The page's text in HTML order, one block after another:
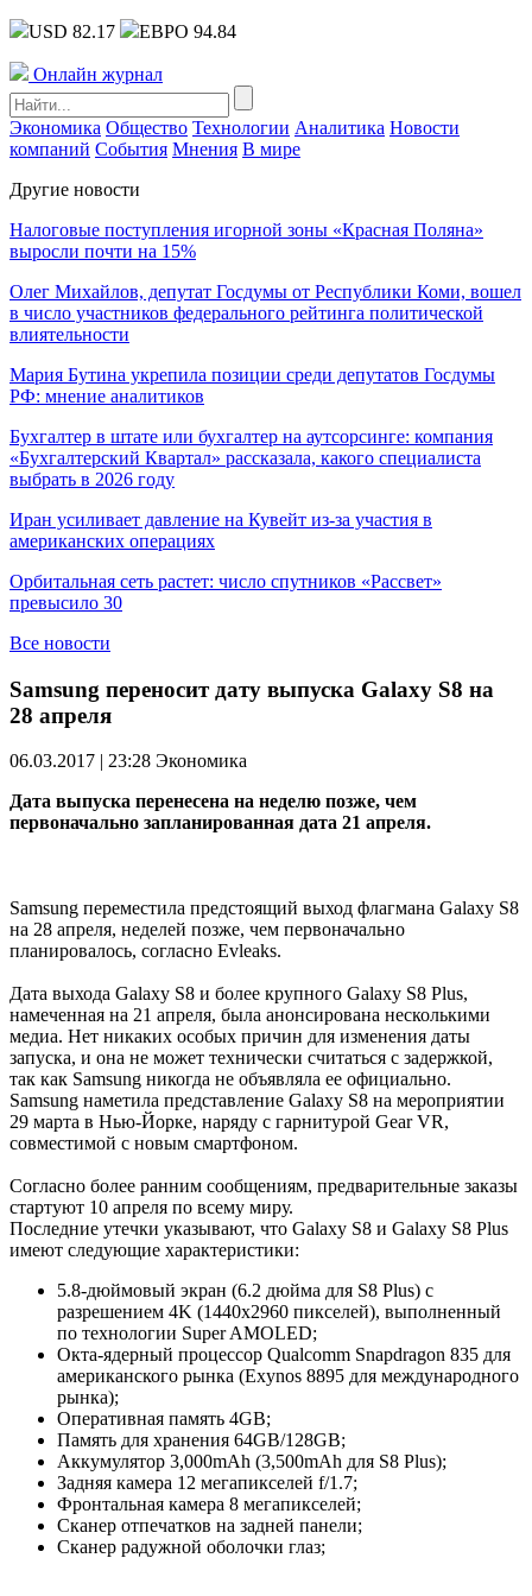
USD 82.17 ЕВРО 94.84
Онлайн журнал
Экономика Общество Технологии Аналитика Новости
компаний События Мнения В мире
Другие новости
Налоговые поступления игорной зоны «Красная Поляна»
выросли почти на 15%
Олег Михайлов, депутат Госдумы от Республики Коми, вошел
в число участников федерального рейтинга политической
влиятельности
Мария Бутина укрепила позиции среди депутатов Госдумы
РФ: мнение аналитиков
Бухгалтер в штате или бухгалтер на аутсорсинге: компания
«Бухгалтерский Квартал» рассказала, какого специалиста
выбрать в 2026 году
Иран усиливает давление на Кувейт из-за участия в
американских операциях
Орбитальная сеть растет: число спутников «Рассвет»
превысило 30
Все новости
Samsung переносит дату выпуска Galaxy S8 на
28 апреля
06.03.2017 | 23:28 Экономика
Дата выпуска перенесена на неделю позже, чем
первоначально запланированная дата 21 апреля.
Samsung переместила предстоящий выход флагмана Galaxy S8
на 28 апреля, неделей позже, чем первоначально
планировалось, согласно Evleaks.
Дата выхода Galaxy S8 и более крупного Galaxy S8 Plus,
намеченная на 21 апреля, была анонсирована несколькими
медиа. Нет никаких особых причин для изменения даты
запуска, и она не может технически считаться с задержкой,
так как Samsung никогда не объявляла ее официально.
Samsung наметила представление Galaxy S8 на мероприятии
29 марта в Нью-Йорке, наряду с гарнитурой Gear VR,
совместимой с новым смартфоном.
Согласно более ранним сообщениям, предварительные заказы
стартуют 10 апреля по всему миру.
Последние утечки указывают, что Galaxy S8 и Galaxy S8 Plus
имеют следующие характеристики:
5.8-дюймовый экран (6.2 дюйма для S8 Plus) с
разрешением 4K (1440х2960 пикселей), выполненный
по технологии Super AMOLED;
Окта-ядерный процессор Qualcomm Snapdragon 835 для
американского рынка (Exynos 8895 для международного
рынка);
Оперативная память 4GB;
Память для хранения 64GB/128GB;
Аккумулятор 3,000mAh (3,500mAh для S8 Plus);
Задняя камера 12 мегапикселей f/1.7;
Фронтальная камера 8 мегапикселей;
Сканер отпечатков на задней панели;
Сканер радужной оболочки глаз;